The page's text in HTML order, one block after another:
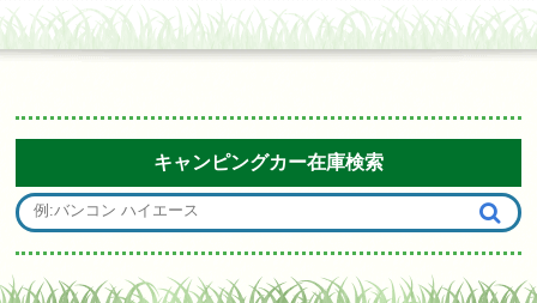
キャンピングカー在庫検索